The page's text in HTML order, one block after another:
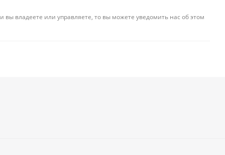
владеете или управляете, то вы можете уведомить нас об этом